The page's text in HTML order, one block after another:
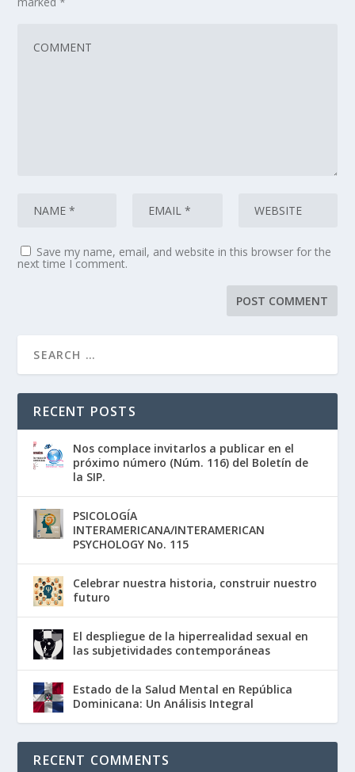
Save my name, email, and website in this browser for the
next time I comment.
RECENT POSTS
Nos complace invitarlos a publicar en el
próximo número (Núm. 116) del Boletín de
la SIP.
PSICOLOGÍA
INTERAMERICANA/INTERAMERICAN
PSYCHOLOGY No. 115
Celebrar nuestra historia, construir nuestro
futuro
El despliegue de la hiperrealidad sexual en
las subjetividades contemporáneas
Estado de la Salud Mental en República
Dominicana: Un Análisis Integral
RECENT COMMENTS